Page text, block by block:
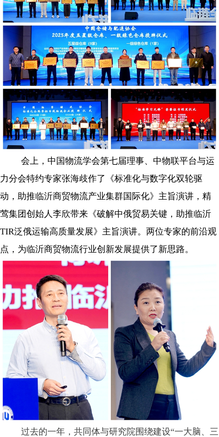
会上，中国物流学会第七届理事、中物联平台与运
力分会特约专家张海歧作了《标准化与数字化双轮驱
动，助推临沂商贸物流产业集群国际化》主旨演讲，精
莺集团创始人李欣带来《破解中俄贸易关键，助推临沂
TIR泛俄运输高质量发展》主旨演讲。两位专家的前沿观
点，为临沂商贸物流行业创新发展提供了新思路。
过去的一年，共同体与研究院围绕建设“一大脑、三